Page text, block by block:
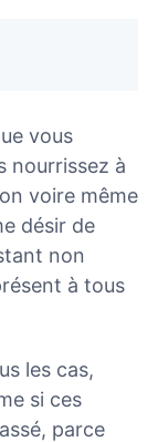
vous
nourrissez à
voire même
désir de
non
à tous
les cas,
si ces
parce